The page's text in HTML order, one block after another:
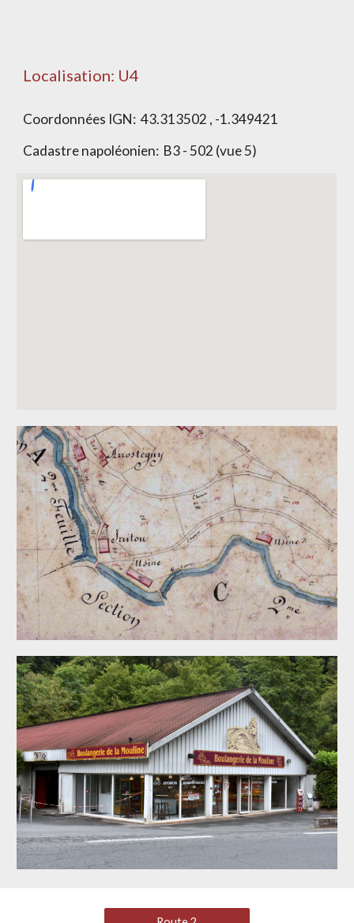
Localisation: U4
Coordonnées IGN:43.313502 , -1.349421
Cadastre napoléonien: B3 - 502 (vue 5)